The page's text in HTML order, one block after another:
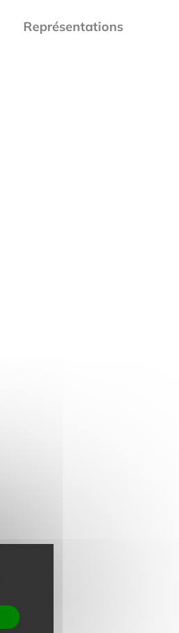
Représentations